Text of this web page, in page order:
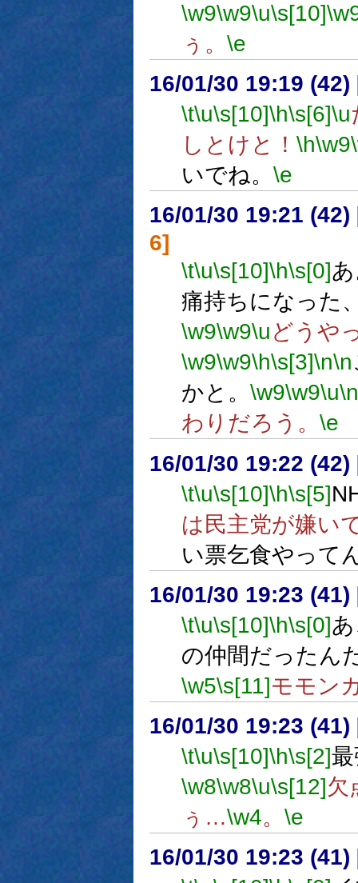
\w9\w9\u\s[10]
ぅ。 \e
16/01/30 19:19 (42)
\t\u\s[10]\h\s[6]\u
しとけと！ \h\w9
いでね。 \e
16/01/30 19:21 (42)
6]
\t\u\s[10]\h\s[0]
痛持ちになった
\w9\w9\uどうや
\w9\w9\h\s[3]\n\n
かと。 \w9\w9\u\n
わりだろう。 \e
16/01/30 19:22 (42)
\t\u\s[10]\h\s[5]
は民主党が嫌い
い票乞食やって
16/01/30 19:23 (41)
\t\u\s[10]\h\s[0]
の仲間だったん
\w5\s[11]モモン
16/01/30 19:23 (41)
\t\u\s[10]\h\s[2]
\w8\w8\u\s[12]欠
ぅ…\w4。 \e
16/01/30 19:23 (41)